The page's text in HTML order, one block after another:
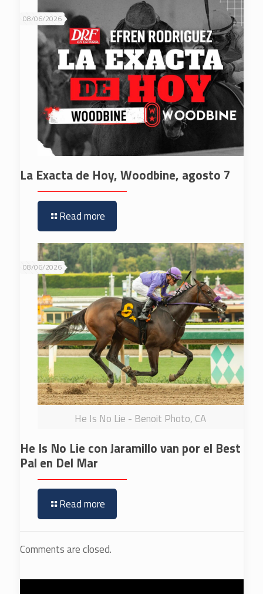
08/06/2026
La Exacta de Hoy, Woodbine, agosto 7
Read more
He Is No Lie - Benoit Photo, CA
08/06/2026
He Is No Lie con Jaramillo van por el Best
Pal en Del Mar
Read more
Comments are closed.